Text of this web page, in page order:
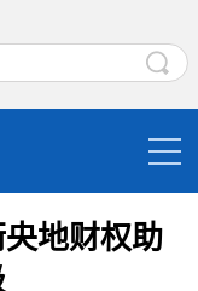
地财权助